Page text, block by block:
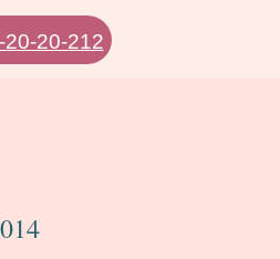
20-20-212